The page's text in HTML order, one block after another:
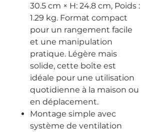
30.5 cm × H: 24.8 cm, Poids :
1.29 kg. Format compact
pour un rangement facile
et une manipulation
pratique. Légère mais
solide, cette boîte est
idéale pour une utilisation
quotidienne à la maison ou
en déplacement.
Montage simple avec
système de ventilation